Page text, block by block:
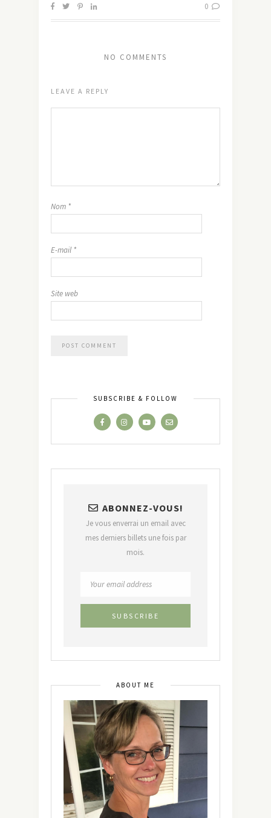
0
NO COMMENTS
LEAVE A REPLY
Nom *
E-mail *
Site web
SUBSCRIBE & FOLLOW
ABONNEZ-VOUS!
Je vous enverrai un email avec
mes derniers billets une fois par
mois.
ABOUT ME